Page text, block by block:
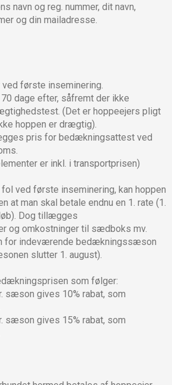
navn og reg. nummer, dit navn,
og din mailadresse.
første inseminering.
dage efter, såfremt der ikke
(Det er hoppeejers pligt
hoppen er drægtig).
pris for bedækningsattest ved
er inkl. i transportprisen)
ved første inseminering, kan hoppen
at man skal betale endnu en 1. rate (1.
Dog tillægges
og omkostninger til sædboks mv.
for indeværende bedækningssæson
slutter 1. august).
som følger:
sæson gives 10% rabat, som
sæson gives 15% rabat, som